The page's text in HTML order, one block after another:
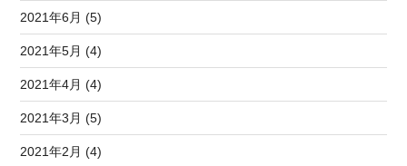
2021年6月 (5)
2021年5月 (4)
2021年4月 (4)
2021年3月 (5)
2021年2月 (4)